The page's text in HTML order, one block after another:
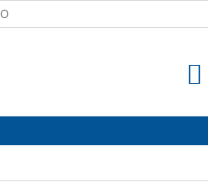
OBCHODNÍ PODMÍNKY